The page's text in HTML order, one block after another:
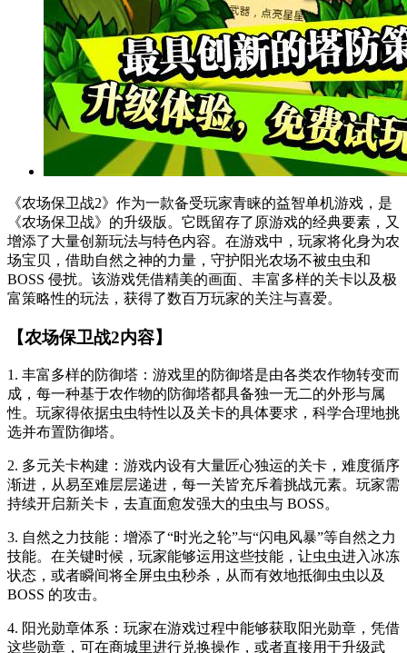
《农场保卫战2》作为一款备受玩家青睐的益智单机游戏，是
《农场保卫战》的升级版。它既留存了原游戏的经典要素，又
增添了大量创新玩法与特色内容。在游戏中，玩家将化身为农
场宝贝，借助自然之神的力量，守护阳光农场不被虫虫和
BOSS 侵扰。该游戏凭借精美的画面、丰富多样的关卡以及极
富策略性的玩法，获得了数百万玩家的关注与喜爱。
【农场保卫战2内容】
1. 丰富多样的防御塔：游戏里的防御塔是由各类农作物转变而
成，每一种基于农作物的防御塔都具备独一无二的外形与属
性。玩家得依据虫虫特性以及关卡的具体要求，科学合理地挑
选并布置防御塔。
2. 多元关卡构建：游戏内设有大量匠心独运的关卡，难度循序
渐进，从易至难层层递进，每一关皆充斥着挑战元素。玩家需
持续开启新关卡，去直面愈发强大的虫虫与 BOSS。
3. 自然之力技能：增添了“时光之轮”与“闪电风暴”等自然之力
技能。在关键时候，玩家能够运用这些技能，让虫虫进入冰冻
状态，或者瞬间将全屏虫虫秒杀，从而有效地抵御虫虫以及
BOSS 的攻击。
4. 阳光勋章体系：玩家在游戏过程中能够获取阳光勋章，凭借
这些勋章，可在商城里进行兑换操作，或者直接用于升级武